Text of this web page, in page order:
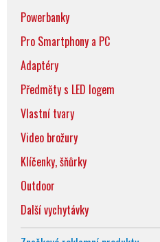
Powerbanky
Pro Smartphony a PC
Adaptéry
Předměty s LED logem
Vlastní tvary
Video brožury
Klíčenky, šňůrky
Outdoor
Další vychytávky